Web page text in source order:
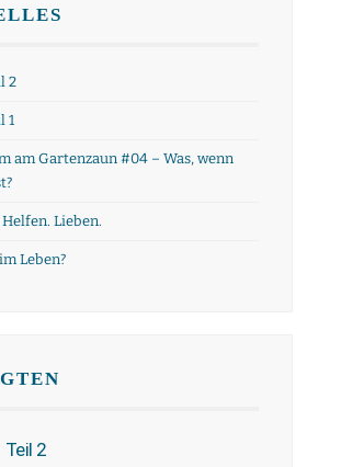
2
1
am Gartenzaun #04 – Was, wenn
Lieben.
Leben?
Teil 2